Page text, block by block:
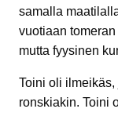
samalla
vuotiaan
mutta fyysinen
Toini oli
ronskiakin. Toini